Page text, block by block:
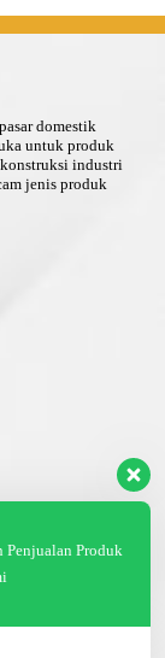
domestik
untuk produk
industri
jenis produk
Penjualan Produk